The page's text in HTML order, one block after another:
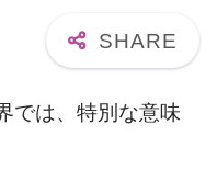
では、特別な意味